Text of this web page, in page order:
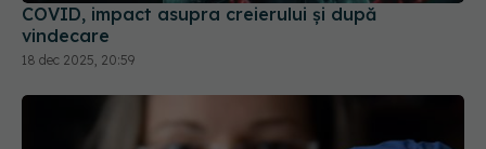
COVID, impact asupra creierului și după
vindecare
18 dec 2025, 20:59